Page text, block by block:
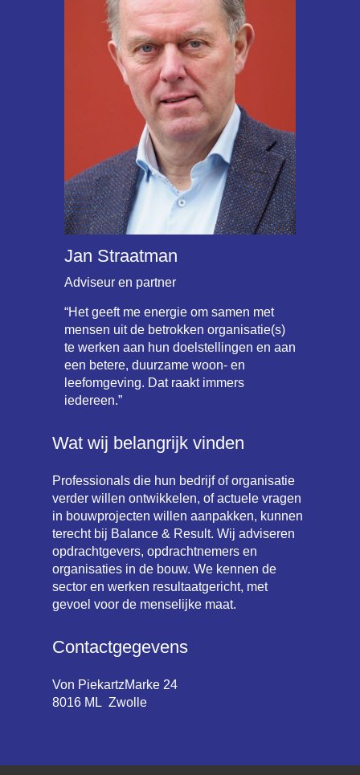
Jan Straatman
Adviseur en partner
“Het geeft me energie om samen met
mensen uit de betrokken organisatie(s)
te werken aan hun doelstellingen en aan
een betere, duurzame woon- en
leefomgeving. Dat raakt immers
iedereen.”
Wat wij belangrijk vinden
Professionals die hun bedrijf of organisatie
verder willen ontwikkelen, of actuele vragen
in bouwprojecten willen aanpakken, kunnen
terecht bij Balance & Result. Wij adviseren
opdrachtgevers, opdrachtnemers en
organisaties in de bouw. We kennen de
sector en werken resultaatgericht, met
gevoel voor de menselijke maat.
Contactgegevens
Von PiekartzMarke 24
8016 ML Zwolle